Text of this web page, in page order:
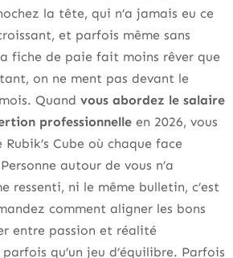
la tête, qui n’a jamais eu ce
et parfois même sans
fiche de paie fait moins rêver que
on ne ment pas devant le
Quand vous abordez le salaire
professionnelle en 2026, vous
Cube où chaque face
autour de vous n’a
ressenti, ni le même bulletin, c’est
comment aligner les bons
entre passion et réalité
qu’un jeu d’équilibre. Parfois